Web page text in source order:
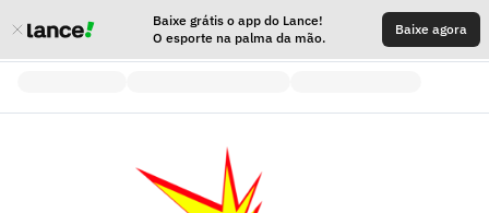
Baixe grátis o app do Lance!
O esporte na palma da mão.
Baixe agora